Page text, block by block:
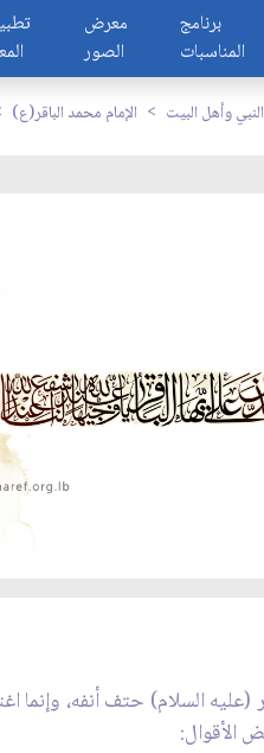
معرض
الصور
برنامج
المناسبات
النبي وأهل البيت الإمام محمد الباقر(ع)
السلام) حتف أنفه، وإنما
الأقوال: